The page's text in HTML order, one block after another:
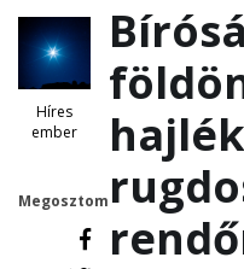
Híres
ember
Megosztom